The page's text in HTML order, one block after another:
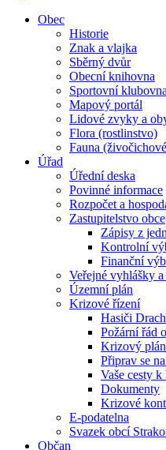
Obec
Historie
Znak a vlajka
Sběrný dvůr
Obecní knihovna
Sportovní klubovna
Mapový portál
Lidové zvyky a
Flora (rostlinstvo)
Fauna
Úřad
Úřední deska
Povinné informace
Rozpočet a
Zastupitelstvo obce
Zápisy z
Kontrolní
Finanční
Veřejné vyhlášky a
Územní plán
Krizové řízení
Hasiči
Požární řád
Krizový plán
Připrav se
Vaše cesty
Dokumenty
Krizové
E-podatelna
Svazek obcí
Občan